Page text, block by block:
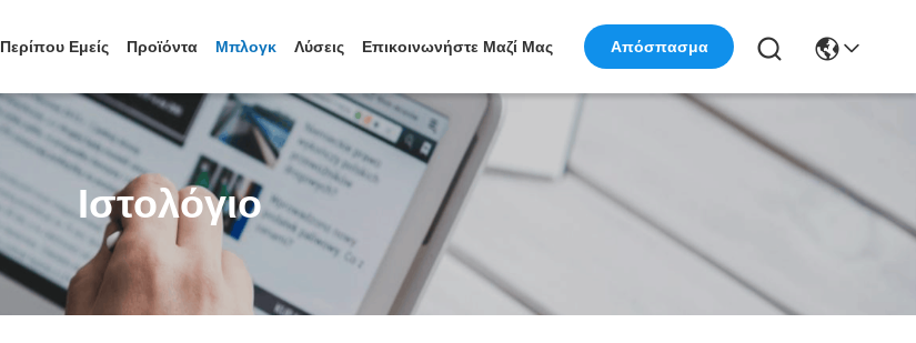
Περίπου Εμείς Προϊόντα Μπλογκ Λύσεις Επικοινωνήστε Μαζί Μας Απόσπασμα
Ιστολόγιο